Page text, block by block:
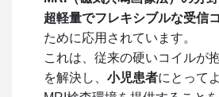
超軽量でフレキシブルな受信
ために応用されています。
これは、従来の硬いコイルが
を解決し、 小児患者にとって